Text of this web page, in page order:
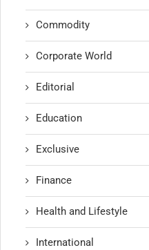
Commodity
Corporate World
Editorial
Education
Exclusive
Finance
Health and Lifestyle
International